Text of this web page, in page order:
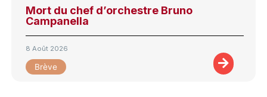
Mort du chef d’orchestre Bruno
Campanella
8 Août 2026
Brève